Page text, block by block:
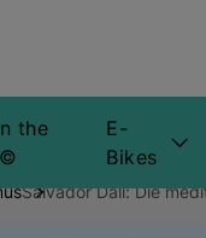
the
E-
Bikes
Salvador Dalí: Die